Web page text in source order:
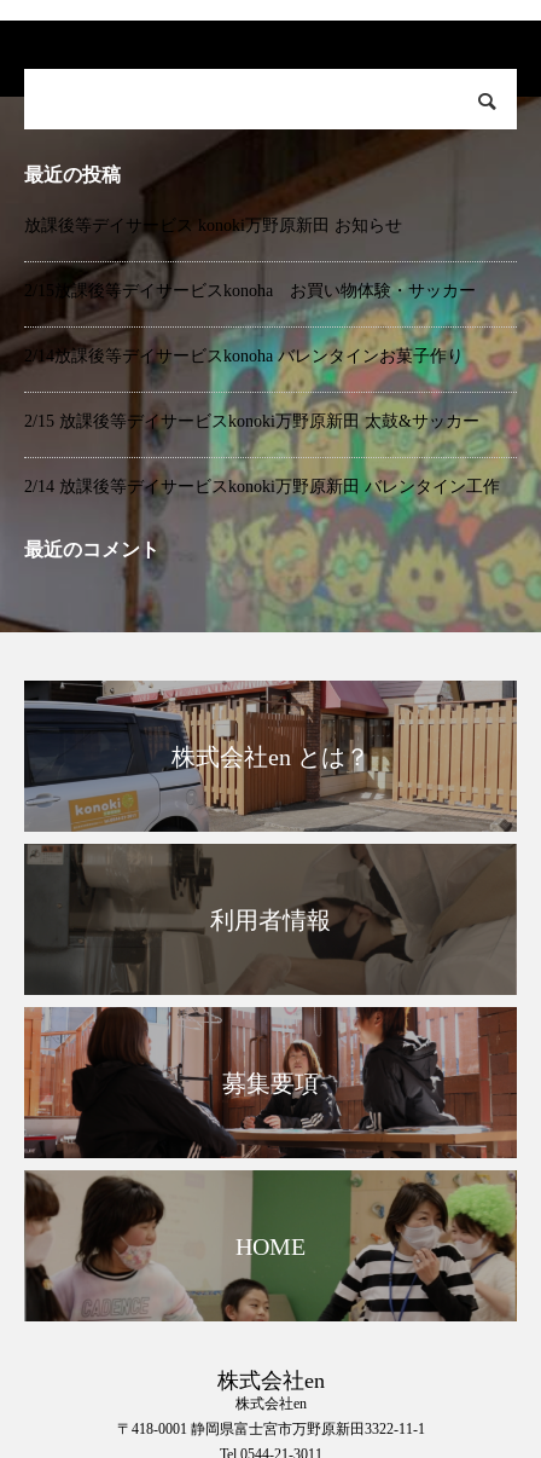
最近の投稿
放課後等デイサービス konoki万野原新田 お知らせ
2/15放課後等デイサービスkonoha お買い物体験・サッカー
2/14放課後等デイサービスkonoha バレンタインお菓子作り
2/15 放課後等デイサービスkonoki万野原新田 太鼓&サッカー
2/14 放課後等デイサービスkonoki万野原新田 バレンタイン工作
最近のコメント
株式会社en とは？
利用者情報
募集要項
HOME
株式会社en
株式会社en
〒418-0001 静岡県富士宮市万野原新田3322-11-1
Tel 0544-21-3011